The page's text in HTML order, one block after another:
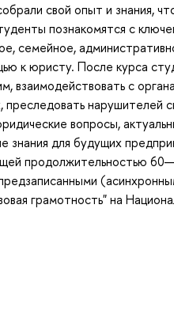
свой опыт и знания,
познакомятся с
семейное,
к юристу. После курса
взаимодействовать с
преследовать нарушителей
вопросы,
знания для будущих
продолжительностью
грамотность" на